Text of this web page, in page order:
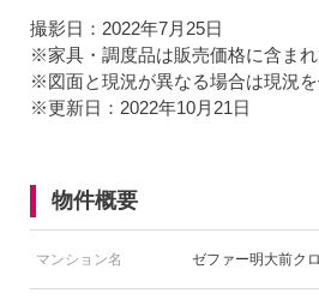
撮影日：2022年7月25日
※家具・調度品は販売価格に含まれ
※図面と現況が異なる場合は現況を
※更新日：2022年10月21日
物件概要
マンション名 ゼファー明大前ク